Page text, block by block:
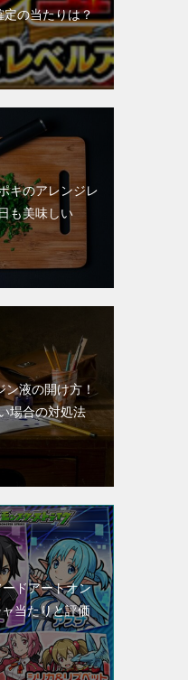
定の当たりは？
キのアレンジレ
も美味しい
液の開け方！
場合の対処法
ドアートオン
当たりと評価